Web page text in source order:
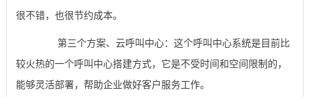
很不错，也很节约成本。
第三个方案、云呼叫中心：这个呼叫中心系统是目前比
较火热的一个呼叫中心搭建方式，它是不受时间和空间限制的，
能够灵活部署，帮助企业做好客户服务工作。